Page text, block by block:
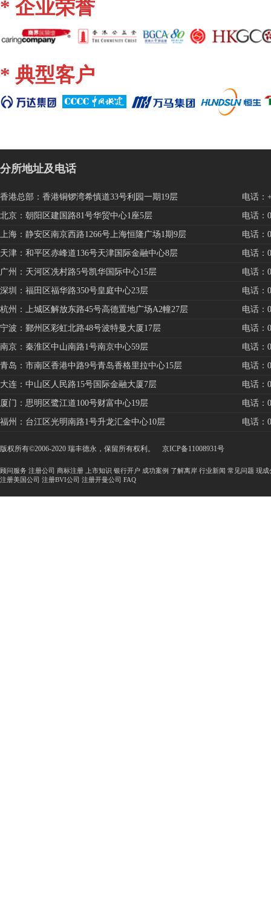
* 企业荣誉
* 典型客户
分所地址及电话
香港总部：香港铜锣湾希慎道33号利园一期19层 电话：
北京：朝阳区建国路81号华贸中心1座5层 电话：
上海：静安区南京西路1266号上海恒隆广场1期9层 电话：
天津：和平区赤峰道136号天津国际金融中心8层 电话：
广州：天河区冼村路5号凯华国际中心15层 电话：
深圳：福田区福华路350号皇庭中心23层 电话：
杭州：上城区解放东路45号高德置地广场A2幢27层 电话：
宁波：鄞州区彩虹北路48号波特曼大厦17层 电话：
南京：秦淮区中山南路1号南京中心59层 电话：
青岛：市南区香港中路9号青岛香格里拉中心15层 电话：
大连：中山区人民路15号国际金融大厦7层 电话：
厦门：思明区鹭江道100号财富中心19层 电话：
福州：台江区光明南路1号升龙汇金中心10层 电话：
版权所有©2006-2020 瑞丰德永，保留所有权利。 京ICP备11008931号
顾问服务 注册公司 商标注册 上市知识 银行开户 成功案例 了解离岸 行业新闻 常见问题 现成
注册美国公司 注册BVI公司 注册开曼公司 FAQ